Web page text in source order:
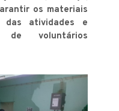
os materiais
das atividades e
voluntários